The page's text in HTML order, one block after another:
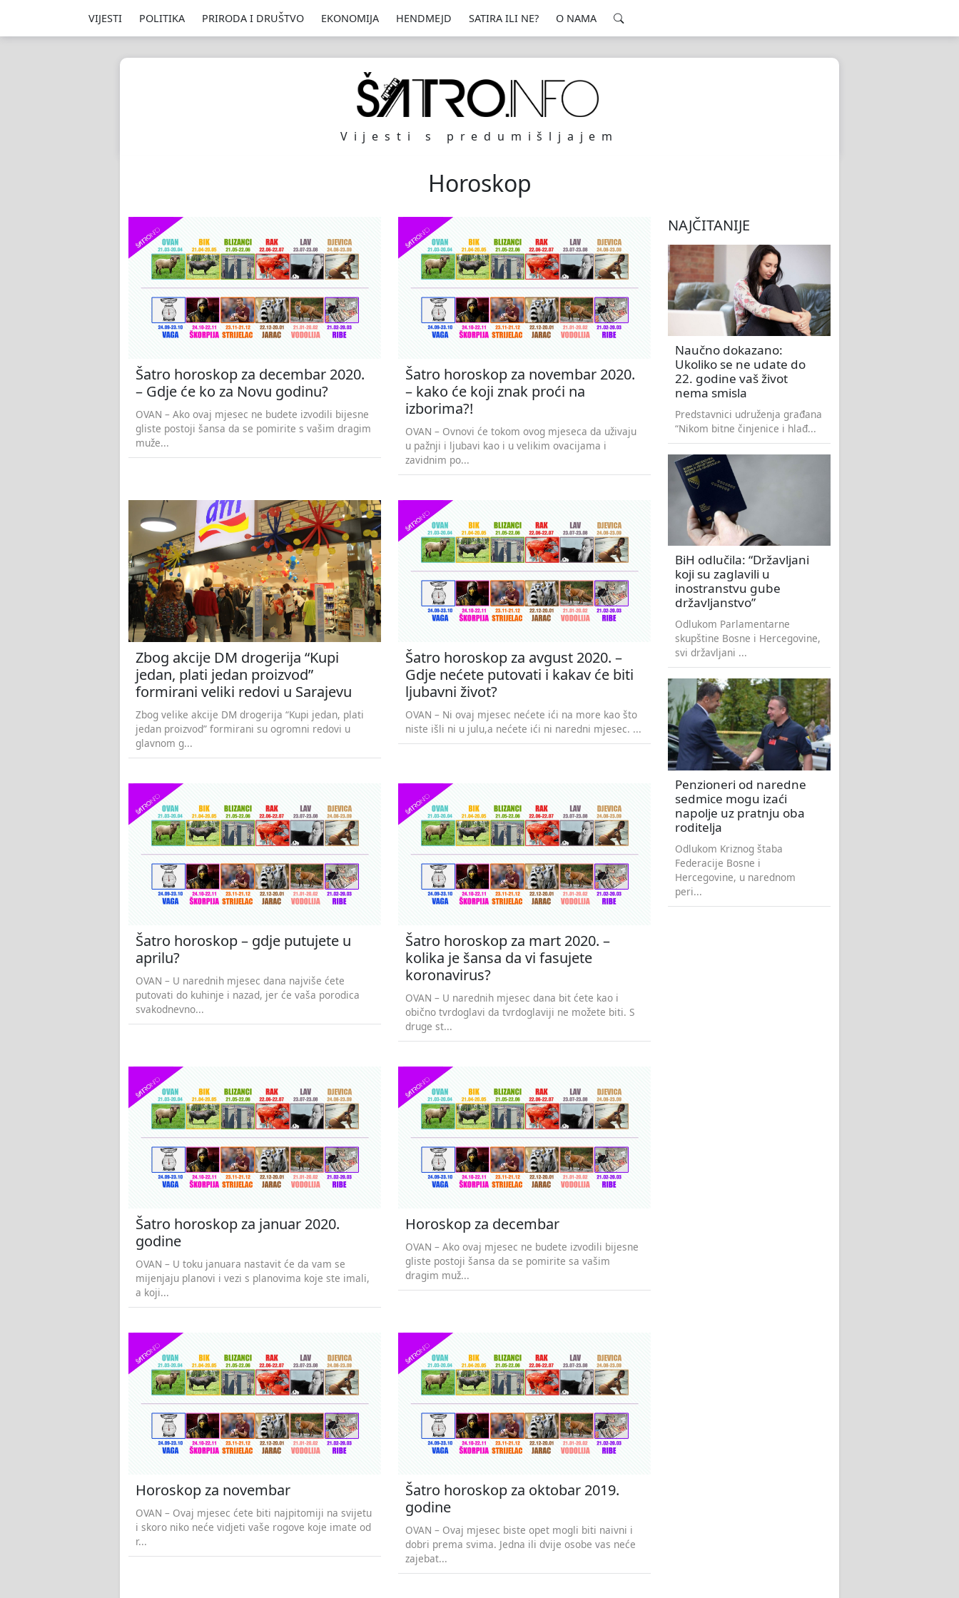
VIJESTI POLITIKA PRIRODA I DRUŠTVO EKONOMIJA HENDMEJD SATIRA ILI NE? O NAMA
Vijesti s predumišljajem
Horoskop
Šatro horoskop za decembar 2020.
– Gdje će ko za Novu godinu?
OVAN – Ako ovaj mjesec ne budete izvodili bijesne
gliste postoji šansa da se pomirite s vašim dragim
muže...
Šatro horoskop za novembar 2020.
– kako će koji znak proći na
izborima?!
OVAN – Ovnovi će tokom ovog mjeseca da uživaju
u pažnji i ljubavi kao i u velikim ovacijama i
zavidnim po...
Zbog akcije DM drogerija “Kupi
jedan, plati jedan proizvod”
formirani veliki redovi u Sarajevu
Zbog velike akcije DM drogerija “Kupi jedan, plati
jedan proizvod” formirani su ogromni redovi u
glavnom g...
Šatro horoskop za avgust 2020. –
Gdje nećete putovati i kakav će biti
ljubavni život?
OVAN – Ni ovaj mjesec nećete ići na more kao što
niste išli ni u julu,a nećete ići ni naredni mjesec. ...
Šatro horoskop – gdje putujete u
aprilu?
OVAN – U narednih mjesec dana najviše ćete
putovati do kuhinje i nazad, jer će vaša porodica
svakodnevno...
Šatro horoskop za mart 2020. –
kolika je šansa da vi fasujete
koronavirus?
OVAN – U narednih mjesec dana bit ćete kao i
obično tvrdoglavi da tvrdoglaviji ne možete biti. S
druge st...
Šatro horoskop za januar 2020.
godine
OVAN – U toku januara nastavit će da vam se
mijenjaju planovi i vezi s planovima koje ste imali,
a koji...
Horoskop za decembar
OVAN – Ako ovaj mjesec ne budete izvodili bijesne
gliste postoji šansa da se pomirite sa vašim
dragim muž...
Horoskop za novembar
OVAN – Ovaj mjesec ćete biti najpitomiji na svijetu
i skoro niko neće vidjeti vaše rogove koje imate od
r...
Šatro horoskop za oktobar 2019.
godine
OVAN – Ovaj mjesec biste opet mogli biti naivni i
dobri prema svima. Jedna ili dvije osobe vas neće
zajebat...
NAJČITANIJE
Naučno dokazano:
Ukoliko se ne udate do
22. godine vaš život
nema smisla
Predstavnici udruženja građana
“Nikom bitne činjenice i hlađ...
BiH odlučila: “Državljani
koji su zaglavili u
inostranstvu gube
državljanstvo”
Odlukom Parlamentarne
skupštine Bosne i Hercegovine,
svi državljani ...
Penzioneri od naredne
sedmice mogu izaći
napolje uz pratnju oba
roditelja
Odlukom Kriznog štaba
Federacije Bosne i
Hercegovine, u narednom
peri...